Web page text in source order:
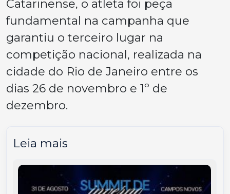
Catarinense, o atleta foi peça
fundamental na campanha que
garantiu o terceiro lugar na
competição nacional, realizada na
cidade do Rio de Janeiro entre os
dias 26 de novembro e 1º de
dezembro.
Leia mais